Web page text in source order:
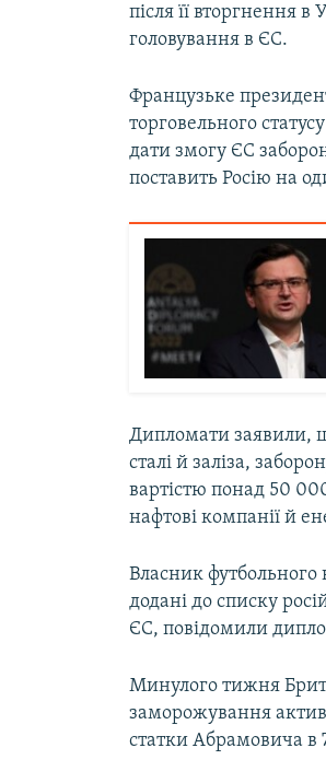
після її вторгнення
головування в ЄС.
Французьке
торговельного
дати змогу ЄС
поставить Росію на
Дипломати заявили,
сталі й заліза,
вартістю понад 50
нафтові компанії й
Власник футбольного
додані до списку
ЄС, повідомили
Минулого тижня
заморожування
статки Абрамовича в